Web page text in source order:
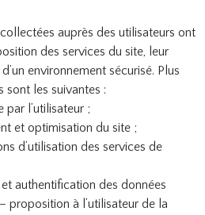
auprès des utilisateurs ont
des services du site, leur
environnement sécurisé. Plus
sont les suivantes :
par l’utilisateur ;
et optimisation du site ;
d’utilisation des services de
authentification des données
proposition à l’utilisateur de la